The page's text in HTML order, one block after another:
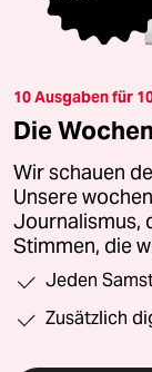
10 Ausgaben für
Die
Wir schauen
Unsere
Journalismus,
Stimmen, die
Jeden
Zusätzlich